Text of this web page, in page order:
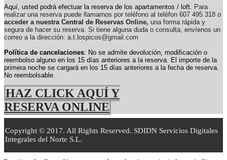
Aquí, usted podrá efectuar la reserva de los apartamentos / loft.
Para
realizar una reserva puede llamarnos por teléfono al teléfon 607 495 318 o
acceder a nuestra Central de Reservas Online, una forma rápida y
segura de hacer su reserva. Si tiene alguna duda o consulta, envíenos un
correo a la dirección: a.t.lospicos@gmail.com
Política de cancelaciones: No se admite devolución, modificación o
reembolso alguno en los 15 días anteriores a la reserva.
El importe de la
primera noche se cargará en los 15 días anteriores a la fecha de reserva.
No reembolsable.
HAZ CLICK AQUÍ Y
RESERVA ONLINE
Copyright © 2017. All Rights Reserved. SDIDN Servicios Digitales
Integrales del Norte S.L.